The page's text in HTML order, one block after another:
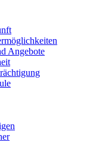
Angebote